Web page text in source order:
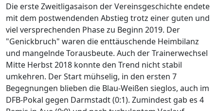
Die erste Zweitligasaison der Vereinsgeschichte endete
mit dem postwendenden Abstieg trotz einer guten und
viel versprechenden Phase zu Beginn 2019. Der
"Genickbruch" waren die enttäuschende Heimbilanz
und mangelnde Torausbeute. Auch der Trainerwechsel
Mitte Herbst 2018 konnte den Trend nicht stabil
umkehren. Der Start mühselig, in den ersten 7
Begegnungen blieben die Blau-Weißen sieglos, auch im
DFB-Pokal gegen Darmstadt (0:1). Zumindest gab es 4